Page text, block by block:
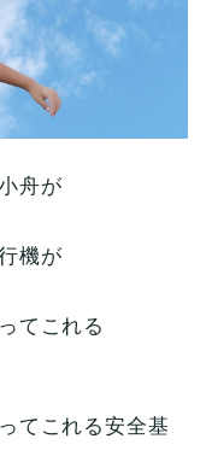
舟が
機が
てこれる
てこれる安全基